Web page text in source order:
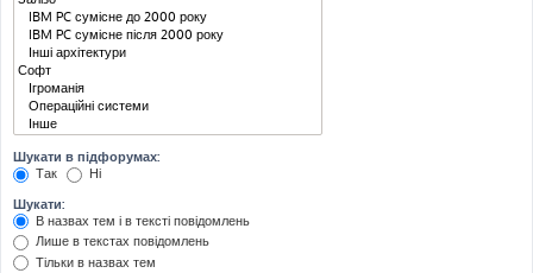
Шукати в підфорумах:
Так
Ні
Шукати:
В назвах тем і в тексті повідомлень
Лише в текстах повідомлень
Тільки в назвах тем